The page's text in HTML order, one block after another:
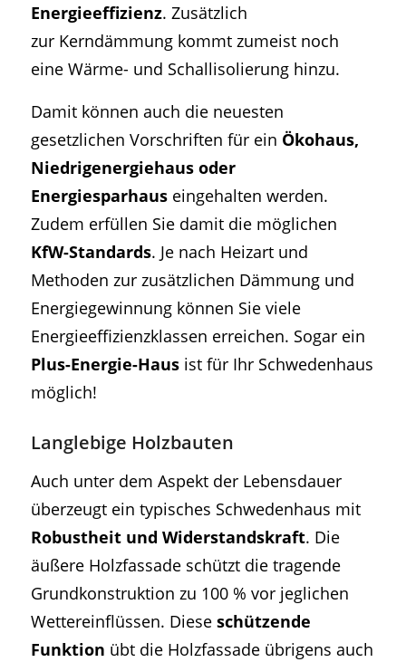
Energieeffizienz. Zusätzlich
zur Kerndämmung kommt zumeist noch
eine Wärme- und Schallisolierung hinzu.
Damit können auch die neuesten
gesetzlichen Vorschriften für ein Ökohaus,
Niedrigenergiehaus oder
Energiesparhauseingehalten werden.
Zudem erfüllen Sie damit die möglichen
KfW-Standards. Je nach Heizart und
Methoden zur zusätzlichen Dämmung und
Energiegewinnung können Sie viele
Energieeffizienzklassen erreichen. Sogar ein
Plus-Energie-Hausist für Ihr Schwedenhaus
möglich!
Langlebige Holzbauten
Auch unter dem Aspekt der Lebensdauer
überzeugt ein typisches Schwedenhaus mit
Robustheit und Widerstandskraft. Die
äußere Holzfassade schützt die tragende
Grundkonstruktion zu 100 % vor jeglichen
Wettereinflüssen. Diese schützende
Funktion übt die Holzfassade übrigens auch